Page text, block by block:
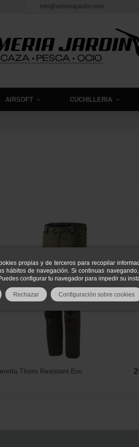
propias y de terceros para recopilar
hábitos de navegación. Si continuas
configurar tu navegador para impedir su
Rechazar Configuración sobre cookies
info@armeriajardin.com
AIRSOFT CUCHILLERIA
Thorn Resistant Evo